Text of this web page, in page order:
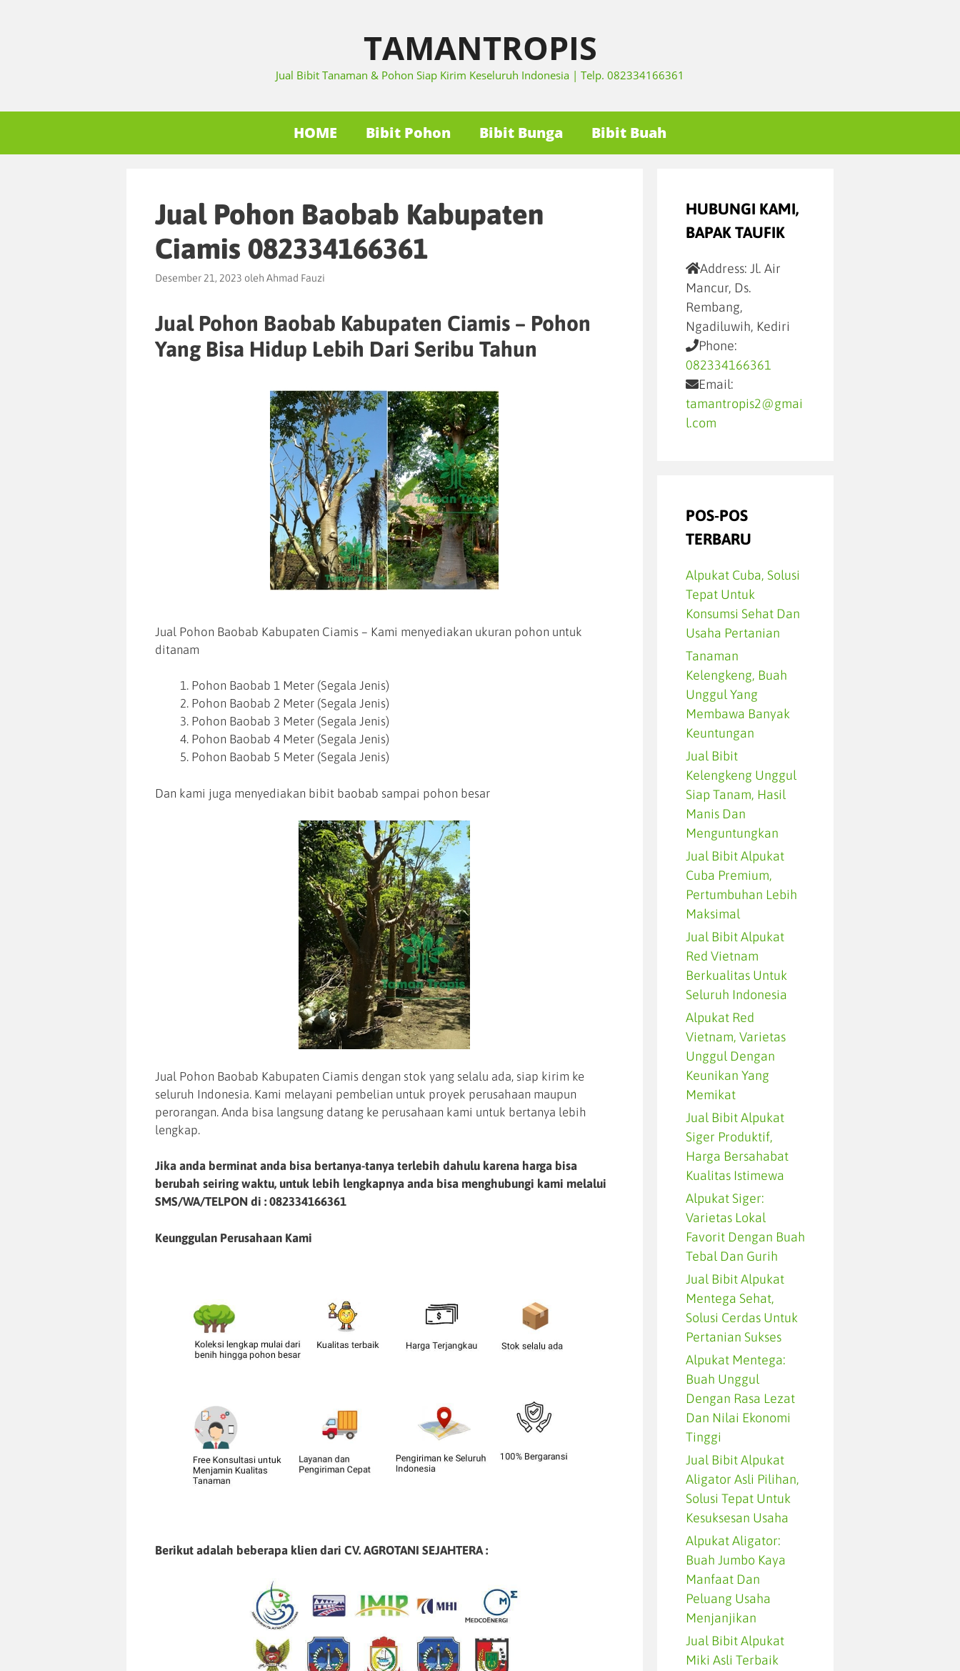
TAMANTROPIS
Jual Bibit Tanaman & Pohon Siap Kirim Keseluruh Indonesia | Telp. 082334166361
HOME Bibit Pohon Bibit Bunga Bibit Buah
Jual Pohon Baobab Kabupaten
Ciamis 082334166361
Desember 21, 2023 oleh Ahmad Fauzi
Jual Pohon Baobab Kabupaten Ciamis – Pohon
Yang Bisa Hidup Lebih Dari Seribu Tahun
Jual Pohon Baobab Kabupaten Ciamis – Kami menyediakan ukuran pohon untuk
ditanam
Pohon Baobab 1 Meter (Segala Jenis)
Pohon Baobab 2 Meter (Segala Jenis)
Pohon Baobab 3 Meter (Segala Jenis)
Pohon Baobab 4 Meter (Segala Jenis)
Pohon Baobab 5 Meter (Segala Jenis)
Dan kami juga menyediakan bibit baobab sampai pohon besar
Jual Pohon Baobab Kabupaten Ciamis dengan stok yang selalu ada, siap kirim ke
seluruh Indonesia. Kami melayani pembelian untuk proyek perusahaan maupun
perorangan. Anda bisa langsung datang ke perusahaan kami untuk bertanya lebih
lengkap.
Jika anda berminat anda bisa bertanya-tanya terlebih dahulu karena harga bisa
berubah seiring waktu, untuk lebih lengkapnya anda bisa menghubungi kami melalui
SMS/WA/TELPON di : 082334166361
Keunggulan Perusahaan Kami
Berikut adalah beberapa klien dari CV. AGROTANI SEJAHTERA :
HUBUNGI KAMI,
BAPAK TAUFIK
Address: Jl. Air
Mancur, Ds.
Rembang,
Ngadiluwih, Kediri
Phone:
082334166361
Email:
tamantropis2@gmai
l.com
POS-POS
TERBARU
Alpukat Cuba, Solusi
Tepat Untuk
Konsumsi Sehat Dan
Usaha Pertanian
Tanaman
Kelengkeng, Buah
Unggul Yang
Membawa Banyak
Keuntungan
Jual Bibit
Kelengkeng Unggul
Siap Tanam, Hasil
Manis Dan
Menguntungkan
Jual Bibit Alpukat
Cuba Premium,
Pertumbuhan Lebih
Maksimal
Jual Bibit Alpukat
Red Vietnam
Berkualitas Untuk
Seluruh Indonesia
Alpukat Red
Vietnam, Varietas
Unggul Dengan
Keunikan Yang
Memikat
Jual Bibit Alpukat
Siger Produktif,
Harga Bersahabat
Kualitas Istimewa
Alpukat Siger:
Varietas Lokal
Favorit Dengan Buah
Tebal Dan Gurih
Jual Bibit Alpukat
Mentega Sehat,
Solusi Cerdas Untuk
Pertanian Sukses
Alpukat Mentega:
Buah Unggul
Dengan Rasa Lezat
Dan Nilai Ekonomi
Tinggi
Jual Bibit Alpukat
Aligator Asli Pilihan,
Solusi Tepat Untuk
Kesuksesan Usaha
Alpukat Aligator:
Buah Jumbo Kaya
Manfaat Dan
Peluang Usaha
Menjanjikan
Jual Bibit Alpukat
Miki Asli Terbaik